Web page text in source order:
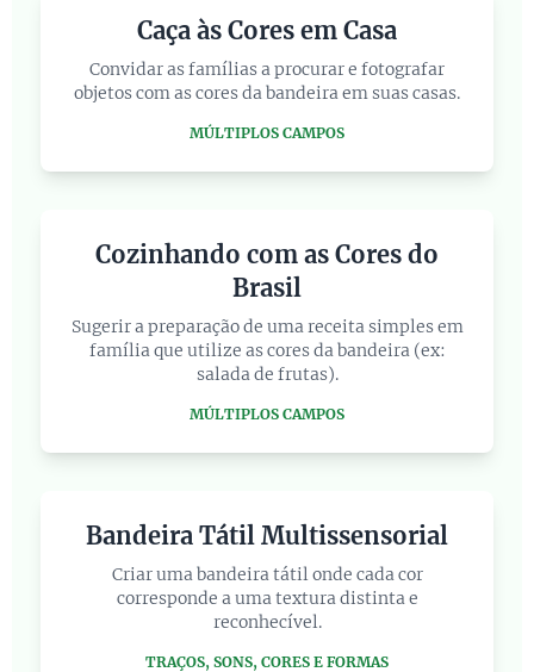
Caça às Cores em Casa
Convidar as famílias a procurar e fotografar
objetos com as cores da bandeira em suas casas.
MÚLTIPLOS CAMPOS
Cozinhando com as Cores do
Brasil
Sugerir a preparação de uma receita simples em
família que utilize as cores da bandeira (ex:
salada de frutas).
MÚLTIPLOS CAMPOS
Bandeira Tátil Multissensorial
Criar uma bandeira tátil onde cada cor
corresponde a uma textura distinta e
reconhecível.
TRAÇOS, SONS, CORES E FORMAS